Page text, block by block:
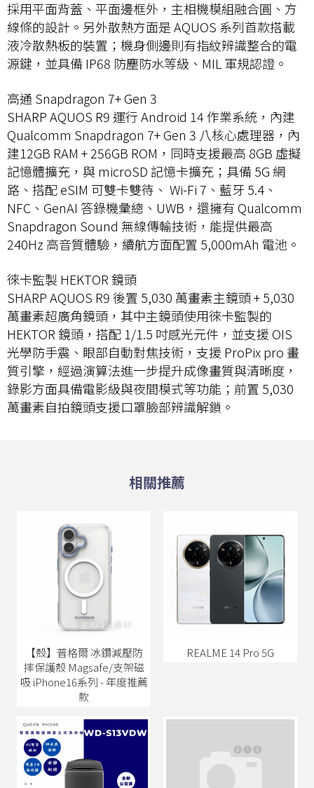
採用平面背蓋、平面邊框外，主相機模組融合圓、方
線條的設計。另外散熱方面是 AQUOS 系列首款搭載
液冷散熱板的裝置；機身側邊則有指紋辨識整合的電
源鍵，並具備 IP68 防塵防水等級、MIL 軍規認證。
高通 Snapdragon 7+ Gen 3
SHARP AQUOS R9 運行 Android 14 作業系統，內建
Qualcomm Snapdragon 7+ Gen 3 八核心處理器，內
建12GB RAM + 256GB ROM，同時支援最高 8GB 虛擬
記憶體擴充，與 microSD 記憶卡擴充；具備 5G 網
路、搭配 eSIM 可雙卡雙待、 Wi-Fi 7、藍牙 5.4、
NFC、GenAI 答錄機彙總、UWB，還擁有 Qualcomm
Snapdragon Sound 無線傳輸技術，能提供最高
240Hz 高音質體驗，續航方面配置 5,000mAh 電池。
徠卡監製 HEKTOR 鏡頭
SHARP AQUOS R9 後置 5,030 萬畫素主鏡頭 + 5,030
萬畫素超廣角鏡頭，其中主鏡頭使用徠卡監製的
HEKTOR 鏡頭，搭配 1/1.5 吋感光元件，並支援 OIS
光學防手震、眼部自動對焦技術，支援 ProPix pro 畫
質引擎，經過演算法進一步提升成像畫質與清晰度，
錄影方面具備電影級與夜間模式等功能；前置 5,030
萬畫素自拍鏡頭支援口罩臉部辨識解鎖。
【殼】普格爾 冰鑽減壓防
摔保護殼 Magsafe/支架磁
吸 iPhone16系列 - 年度推薦
款
REALME 14 Pro 5G